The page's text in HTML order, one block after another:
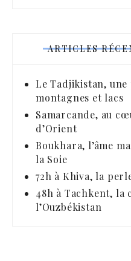
ARTICLES
Le Tadjikistan,
montagnes et lacs
Samarcande, au
d’Orient
Boukhara, l’âme
la Soie
72h à Khiva, la
48h à Tachkent, la
l’Ouzbékistan